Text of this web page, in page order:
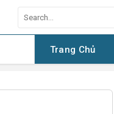
for:
Trang Chủ